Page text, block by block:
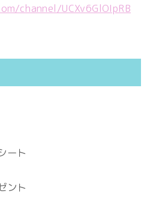
channel/UCXv6GlOIpRB
ート
ント